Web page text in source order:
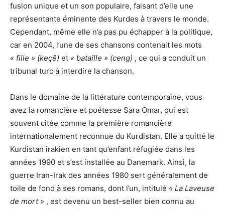
fusion unique et un son populaire, faisant d’elle une
représentante éminente des Kurdes à travers le monde.
Cependant, même elle n’a pas pu échapper à la politique,
car en 2004, l’une de ses chansons contenait les mots
« fille » (keçê) et « bataille » (ceng) , ce qui a conduit un
tribunal turc à interdire la chanson.
Dans le domaine de la littérature contemporaine, vous
avez la romancière et poétesse Sara Omar, qui est
souvent citée comme la première romancière
internationalement reconnue du Kurdistan. Elle a quitté le
Kurdistan irakien en tant qu’enfant réfugiée dans les
années 1990 et s’est installée au Danemark. Ainsi, la
guerre Iran-Irak des années 1980 sert généralement de
toile de fond à ses romans, dont l’un, intitulé « La Laveuse
de mort» , est devenu un best-seller bien connu au